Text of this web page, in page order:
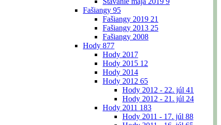
Fašiangy 95
Fašiangy 2019 21
Fašiangy 2013 25
Fašiangy 2008
Hody 877
Hody 2017
Hody 2015 12
Hody 2014
Hody 2012 65
Hody 2012 - 22. júl 41
Hody 2012 - 21. júl 24
Hody 2011 183
Hody 2011 - 17. júl 88